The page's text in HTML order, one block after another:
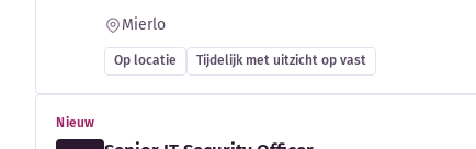
Mierlo
Op locatie Tijdelijk met uitzicht op vast
Nieuw